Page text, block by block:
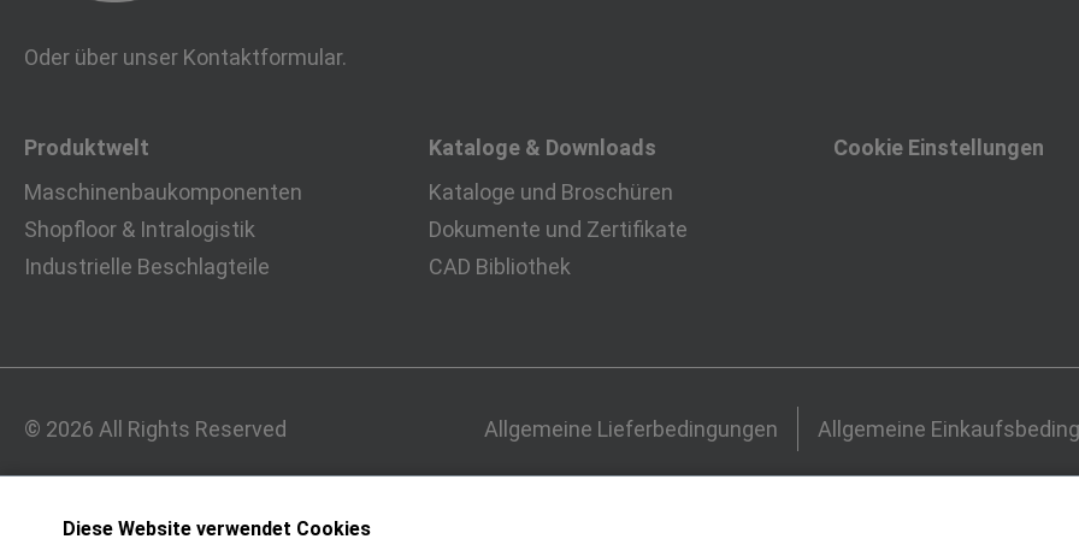
Oder über unser Kontaktformular.
Produktwelt
Maschinenbaukomponenten
Shopfloor & Intralogistik
Industrielle Beschlagteile
Kataloge & Downloads
Kataloge und Broschüren
Dokumente und Zertifikate
CAD Bibliothek
Cookie Einstellungen
© 2026 All Rights Reserved Allgemeine Lieferbedingungen Allgemeine
Diese Website verwendet Cookies